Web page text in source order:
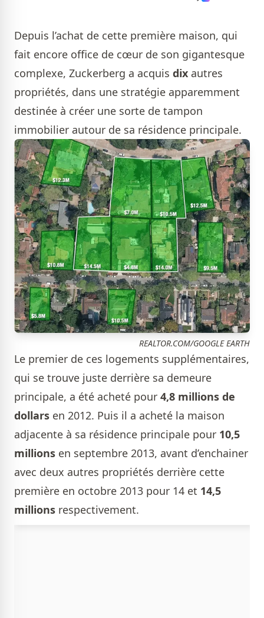
Depuis l’achat de cette première maison, qui
fait encore office de cœur de son gigantesque
complexe, Zuckerberg a acquis dix autres
propriétés, dans une stratégie apparemment
destinée à créer une sorte de tampon
immobilier autour de sa résidence principale.
REALTOR.COM/GOOGLE EARTH
Le premier de ces logements supplémentaires,
qui se trouve juste derrière sa demeure
principale, a été acheté pour 4,8 millions de
dollars en 2012. Puis il a acheté la maison
adjacente à sa résidence principale pour 10,5
millions en septembre 2013, avant d’enchainer
avec deux autres propriétés derrière cette
première en octobre 2013 pour 14 et 14,5
millions respectivement.